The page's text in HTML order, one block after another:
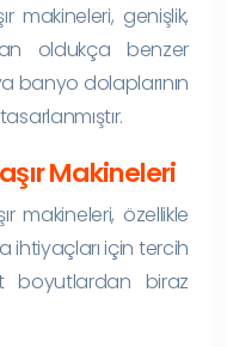
makineleri, genişlik,
oldukça benzer
banyo dolaplarının
Makineleri
makineleri, özellikle
ihtiyaçları için tercih
boyutlardan biraz